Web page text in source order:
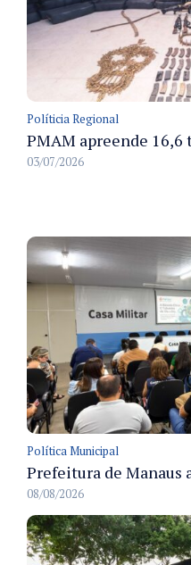
Políticia Regional
03/07/2026
Política Municipal
08/08/2026